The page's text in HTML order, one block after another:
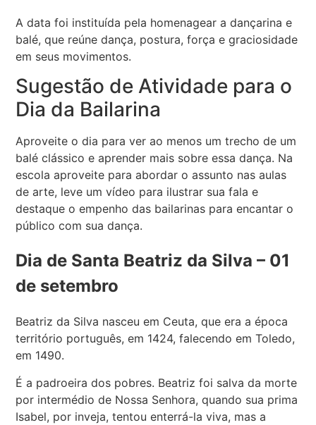
A data foi instituída pela homenagear a dançarina e
balé, que reúne dança, postura, força e graciosidade
em seus movimentos.
Sugestão de Atividade para o
Dia da Bailarina
Aproveite o dia para ver ao menos um trecho de um
balé clássico e aprender mais sobre essa dança. Na
escola aproveite para abordar o assunto nas aulas
de arte, leve um vídeo para ilustrar sua fala e
destaque o empenho das bailarinas para encantar o
público com sua dança.
Dia de Santa Beatriz da Silva – 01
de setembro
Beatriz da Silva nasceu em Ceuta, que era a época
território português, em 1424, falecendo em Toledo,
em 1490.
É a padroeira dos pobres. Beatriz foi salva da morte
por intermédio de Nossa Senhora, quando sua prima
Isabel, por inveja, tentou enterrá-la viva, mas a